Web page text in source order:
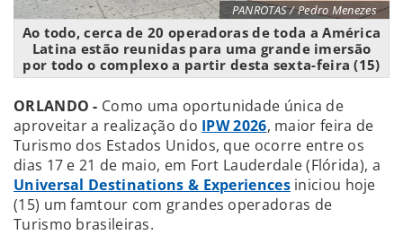
PANROTAS / Pedro Menezes
Ao todo, cerca de 20 operadoras de toda a América
Latina estão reunidas para uma grande imersão
por todo o complexo a partir desta sexta-feira (15)
ORLANDO - Como uma oportunidade única de
aproveitar a realização do IPW 2026, maior feira de
Turismo dos Estados Unidos, que ocorre entre os
dias 17 e 21 de maio, em Fort Lauderdale (Flórida), a
Universal Destinations & Experiencesiniciou hoje
(15) um famtour com grandes operadoras de
Turismo brasileiras.